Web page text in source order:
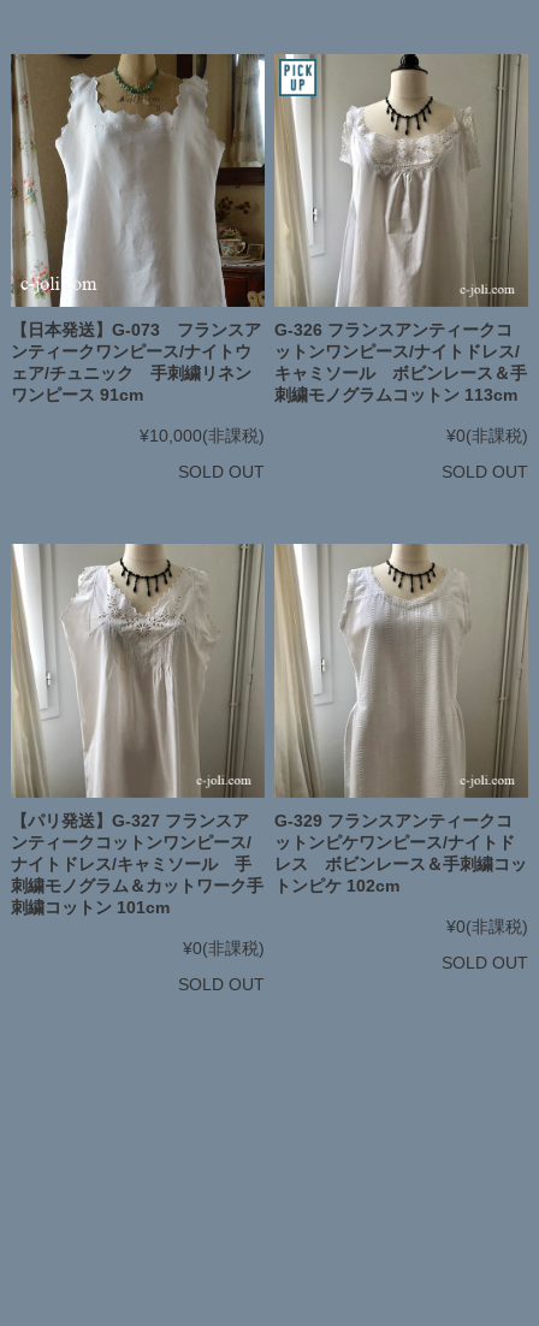
【日本発送】G-073 フランスア
ンティークワンピース/ナイトウ
ェア/チュニック 手刺繍リネン
ワンピース 91cm
¥10,000(非課税)
SOLD OUT
G-326 フランスアンティークコ
ットンワンピース/ナイトドレス/
キャミソール ボビンレース＆手
刺繍モノグラムコットン 113cm
¥0(非課税)
SOLD OUT
【パリ発送】G-327 フランスア
ンティークコットンワンピース/
ナイトドレス/キャミソール 手
刺繍モノグラム＆カットワーク手
刺繍コットン 101cm
¥0(非課税)
SOLD OUT
G-329 フランスアンティークコ
ットンピケワンピース/ナイトド
レス ボビンレース＆手刺繍コッ
トンピケ 102cm
¥0(非課税)
SOLD OUT